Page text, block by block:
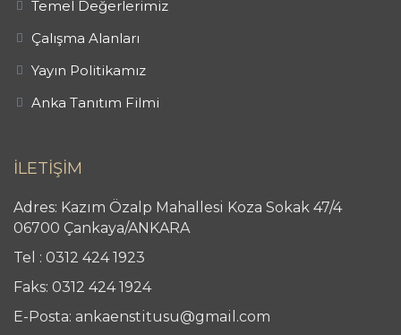
Temel Değerlerimiz
Çalışma Alanları
Yayın Politikamız
Anka Tanıtım Filmi
İLETİŞİM
Adres: Kazım Özalp Mahallesi Koza Sokak 47/4
06700 Çankaya/ANKARA
Tel : 0312 424 1923
Faks: 0312 424 1924
E-Posta: ankaenstitusu@gmail.com